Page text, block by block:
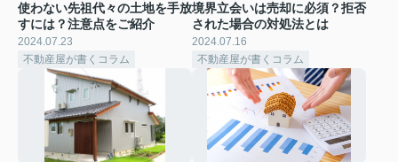
使わない先祖代々の土地を手放
すには？注意点をご紹介
2024.07.23
不動産屋が書くコラム
境界立会いは売却に必須？拒否
された場合の対処法とは
2024.07.16
不動産屋が書くコラム